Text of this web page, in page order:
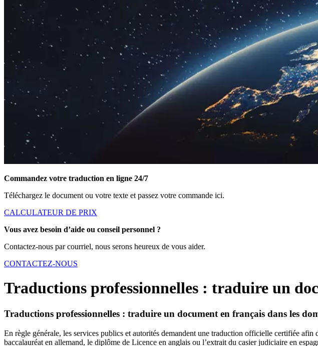
Commandez votre traduction en ligne 24/7
Téléchargez le document ou votre texte et passez votre commande ici.
CALCULATEUR DE PRIX
Vous avez besoin d’aide ou conseil personnel ?
Contactez-nous par courriel, nous serons heureux de vous aider.
CONTACTEZ-NOUS
Traductions professionnelles : traduire un
Traductions professionnelles : traduire un document en français dans les
En règle générale, les services publics et autorités demandent une traduction officielle certifiée
baccalauréat en allemand, le diplôme de Licence en anglais ou l’extrait du casier judiciaire en